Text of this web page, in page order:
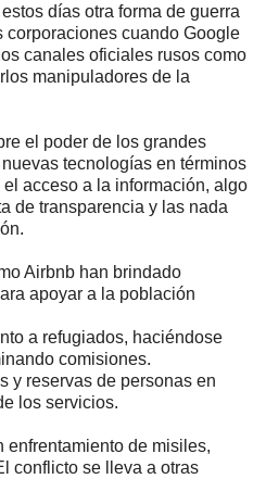
días otra forma de guerra
cuando Google
canales oficiales rusos como
manipuladores de la
el poder de los grandes
tecnologías en términos
acceso a la información, algo
de transparencia y las nada
Airbnb han brindado
apoyar a la población
a refugiados, haciéndose
comisiones.
y reservas de personas en
los servicios.
enfrentamiento de misiles,
conflicto se lleva a otras